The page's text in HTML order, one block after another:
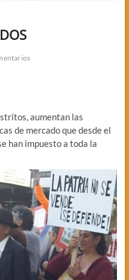
aumentan las
de mercado que desde el
han impuesto a toda la